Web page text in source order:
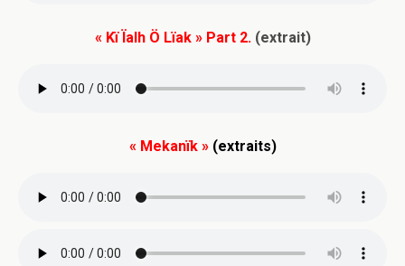
« Kï Ïalh Ö Lïak » Part 2.(extrait)
« Mekanïk » (extraits)